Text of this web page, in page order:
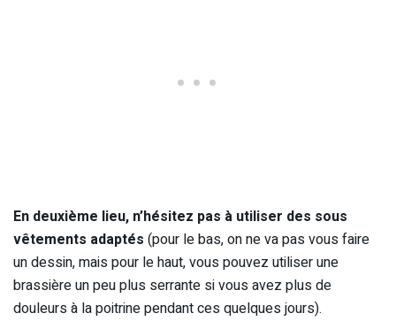
En deuxième lieu, n’hésitez pas à utiliser des sous
vêtements adaptés (pour le bas, on ne va pas vous faire
un dessin, mais pour le haut, vous pouvez utiliser une
brassière un peu plus serrante si vous avez plus de
douleurs à la poitrine pendant ces quelques jours).